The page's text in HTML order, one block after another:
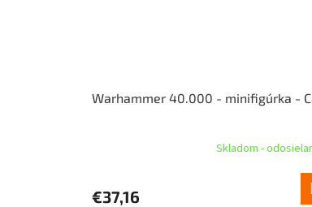
Warhammer 40.000 - minifigúrka -
Skladom -
€37,16